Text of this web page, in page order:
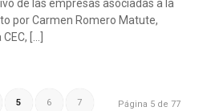
de las empresas asociadas a la
por Carmen Romero Matute,
[…]
Página 5 de 77
5 6 7